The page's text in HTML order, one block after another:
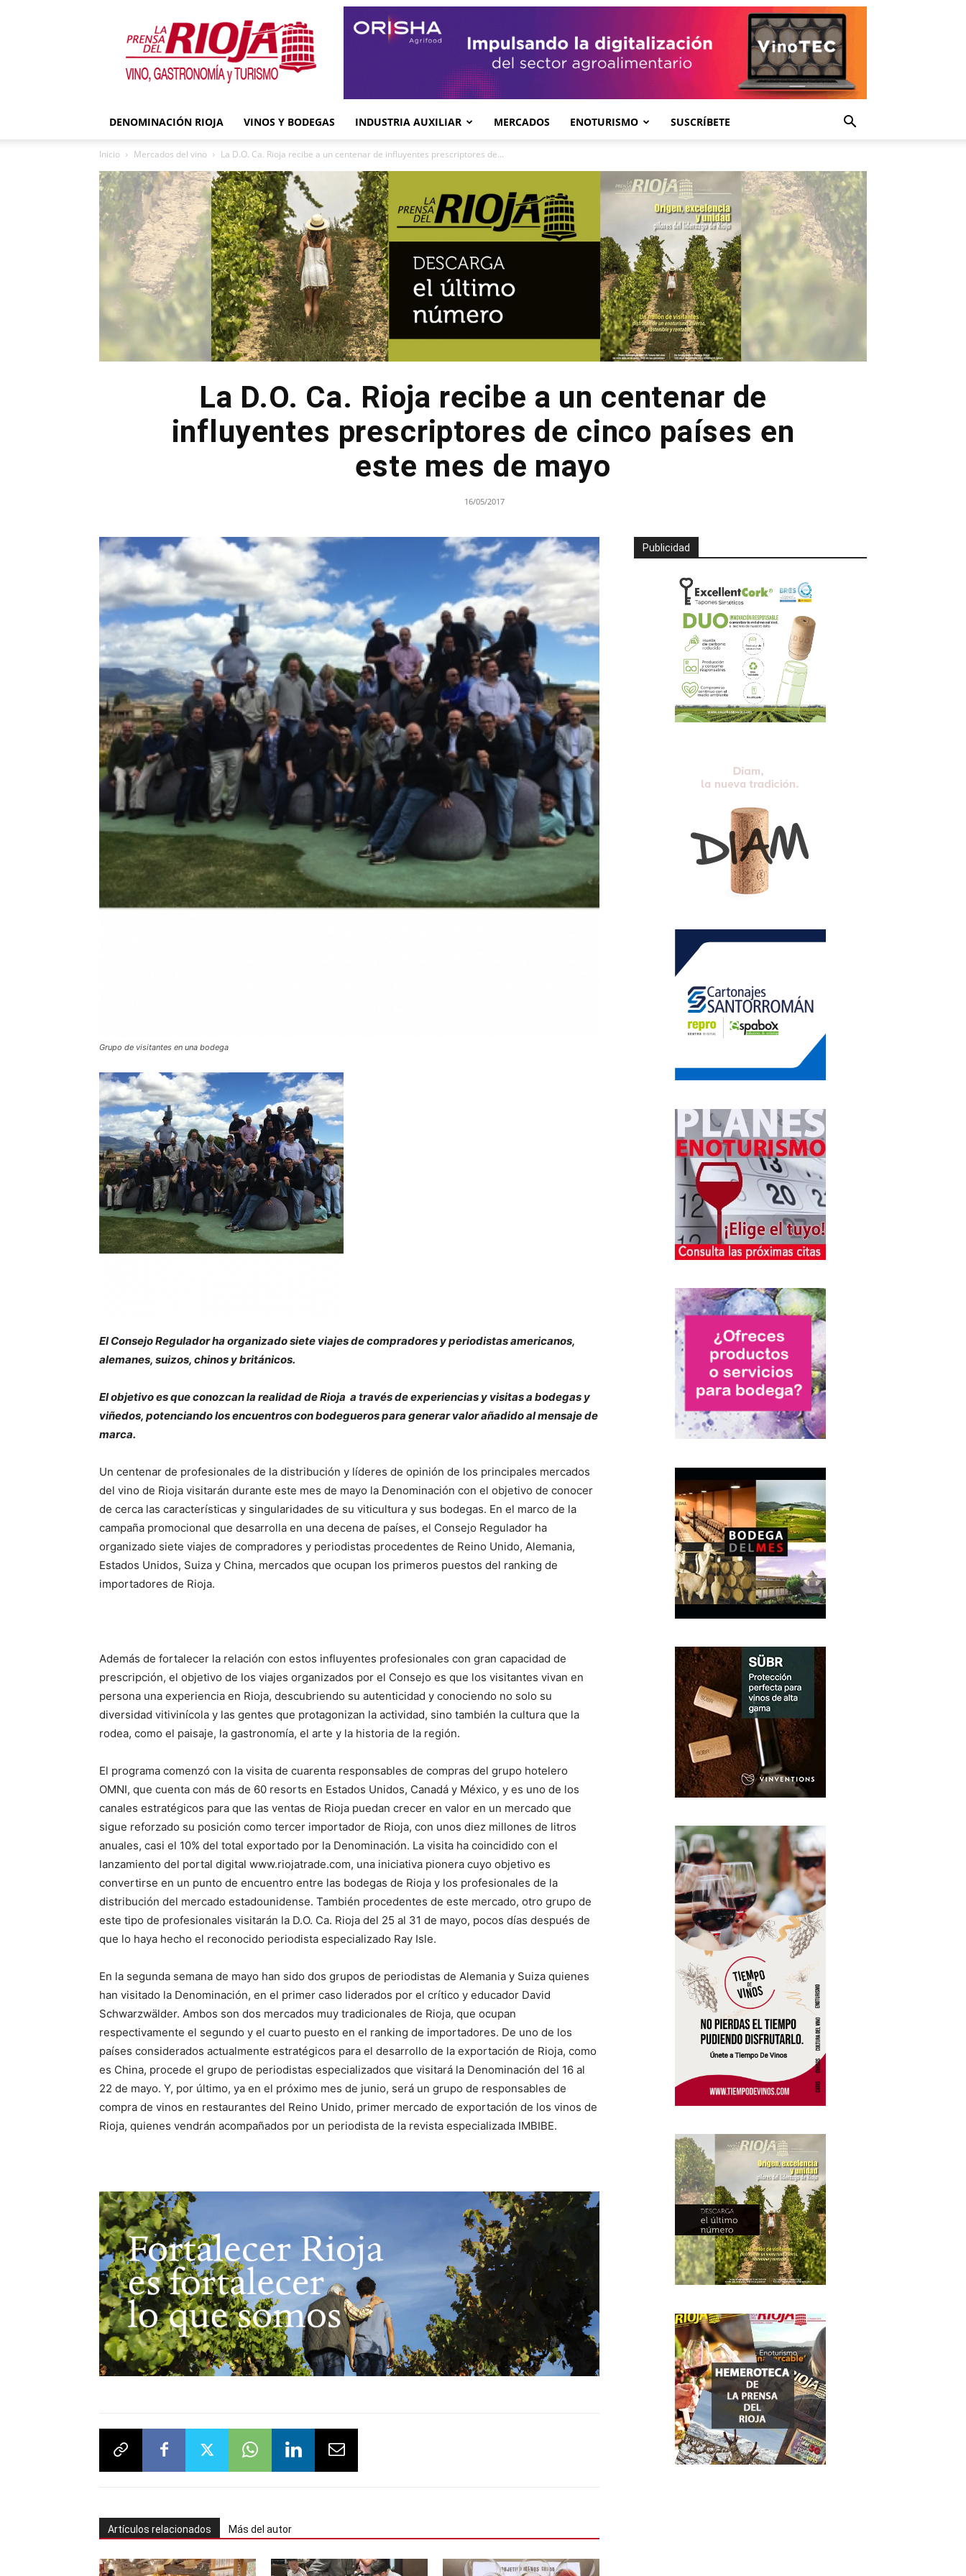
La
Prensa
del
Rioja
DENOMINACIÓN RIOJA VINOS Y BODEGAS INDUSTRIA AUXILIAR MERCADOS ENOTURISMO SUSCRÍBETE
Inicio Mercados del vino La D.O. Ca. Rioja recibe a un centenar de influyentes prescriptores de...
La D.O. Ca. Rioja recibe a un centenar de
influyentes prescriptores de cinco países en
este mes de mayo
16/05/2017
Grupo de visitantes en una bodega
El Consejo Regulador ha organizado siete viajes de compradores y periodistas americanos,
alemanes, suizos, chinos y británicos.
El objetivo es que conozcan la realidad de Rioja a través de experiencias y visitas a bodegas y
viñedos, potenciando los encuentros con bodegueros para generar valor añadido al mensaje de
marca.
Un centenar de profesionales de la distribución y líderes de opinión de los principales mercados
del vino de Rioja visitarán durante este mes de mayo la Denominación con el objetivo de conocer
de cerca las características y singularidades de su viticultura y sus bodegas. En el marco de la
campaña promocional que desarrolla en una decena de países, el Consejo Regulador ha
organizado siete viajes de compradores y periodistas procedentes de Reino Unido, Alemania,
Estados Unidos, Suiza y China, mercados que ocupan los primeros puestos del ranking de
importadores de Rioja.
Además de fortalecer la relación con estos influyentes profesionales con gran capacidad de
prescripción, el objetivo de los viajes organizados por el Consejo es que los visitantes vivan en
persona una experiencia en Rioja, descubriendo su autenticidad y conociendo no solo su
diversidad vitivinícola y las gentes que protagonizan la actividad, sino también la cultura que la
rodea, como el paisaje, la gastronomía, el arte y la historia de la región.
El programa comenzó con la visita de cuarenta responsables de compras del grupo hotelero
OMNI, que cuenta con más de 60 resorts en Estados Unidos, Canadá y México, y es uno de los
canales estratégicos para que las ventas de Rioja puedan crecer en valor en un mercado que
sigue reforzado su posición como tercer importador de Rioja, con unos diez millones de litros
anuales, casi el 10% del total exportado por la Denominación. La visita ha coincidido con el
lanzamiento del portal digital www.riojatrade.com, una iniciativa pionera cuyo objetivo es
convertirse en un punto de encuentro entre las bodegas de Rioja y los profesionales de la
distribución del mercado estadounidense. También procedentes de este mercado, otro grupo de
este tipo de profesionales visitarán la D.O. Ca. Rioja del 25 al 31 de mayo, pocos días después de
que lo haya hecho el reconocido periodista especializado Ray Isle.
En la segunda semana de mayo han sido dos grupos de periodistas de Alemania y Suiza quienes
han visitado la Denominación, en el primer caso liderados por el crítico y educador David
Schwarzwälder. Ambos son dos mercados muy tradicionales de Rioja, que ocupan
respectivamente el segundo y el cuarto puesto en el ranking de importadores. De uno de los
países considerados actualmente estratégicos para el desarrollo de la exportación de Rioja, como
es China, procede el grupo de periodistas especializados que visitará la Denominación del 16 al
22 de mayo. Y, por último, ya en el próximo mes de junio, será un grupo de responsables de
compra de vinos en restaurantes del Reino Unido, primer mercado de exportación de los vinos de
Rioja, quienes vendrán acompañados por un periodista de la revista especializada IMBIBE.
Artículos relacionados Más del autor
Publicidad